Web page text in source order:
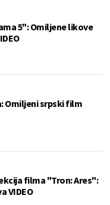
5": Omiljene likove
Omiljeni srpski film
filma "Tron: Ares":
VIDEO